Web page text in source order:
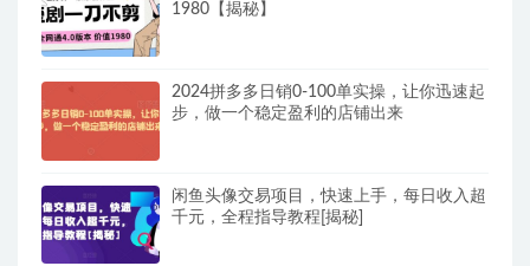
1980【揭秘】
2024拼多多日销0-100单实操，让你迅速起
步，做一个稳定盈利的店铺出来
闲鱼头像交易项目，快速上手，每日收入超
千元，全程指导教程[揭秘]